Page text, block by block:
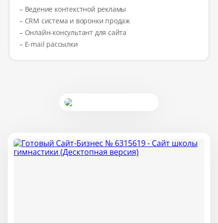
– Ведение контекстной рекламы
– CRM система и воронки продаж
– Онлайн-консультант для сайта
– E-mail рассылки